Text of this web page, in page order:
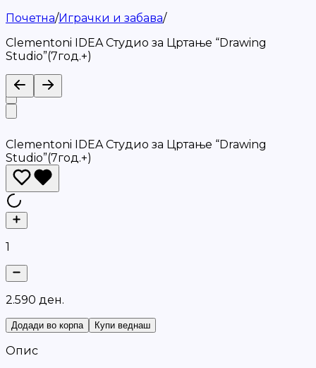
Почетна/Играчки и забава/
Clementoni IDEA Студио за Цртање “Drawing
Studio”(7год.+)
Clementoni IDEA Студио за Цртање “Drawing
Studio”(7год.+)
1
2.590 ден.
Додади во корпа Купи веднаш
Опис